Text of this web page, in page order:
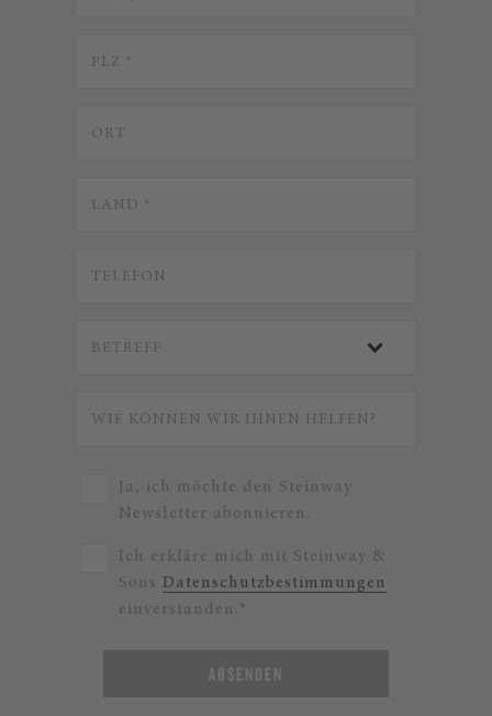
Ja, ich möchte den Steinway
Newsletter abonnieren.
Ich erkläre mich mit Steinway &
Sons Datenschutzbestimmungen
einverstanden.*
ABSENDEN